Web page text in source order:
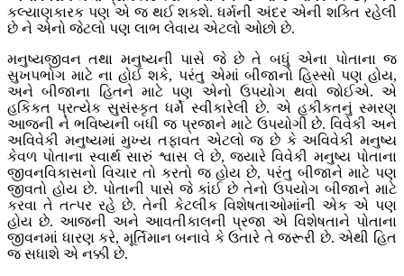
કલ્યાણકારક પણ એ જ થઈ શકશે. ધર્મની અંદર એની શક્તિ રહેલી
છે ને એનો જેટલો પણ લાભ લેવાય એટલો ઓછો છે.
મનુષ્યજીવન તથા મનુષ્યની પાસે જે છે તે બધું એના પોતાના જ
સુખપભોગ માટે ના હોઈ શકે, પરંતુ એમાં બીજાનો હિસ્સો પણ હોય,
અને બીજાના હિતને માટે પણ એનો ઉપયોગ થવો જોઈએ. એ
હકિકત પ્રત્યેક સુસંસ્કૃત ધર્મે સ્વીકારેલી છે. એ હકીકતનું સ્મરણ
આજની ને ભવિષ્યની બધી જ પ્રજાને માટે ઉપયોગી છે. વિવેકી અને
અવિવેકી મનુષ્યમાં મુખ્ય તફાવત એટલો જ છે કે અવિવેકી મનુષ્ય
કેવળ પોતાના સ્વાર્થ સારું શ્વાસ લે છે, જ્યારે વિવેકી મનુષ્ય પોતાના
જીવનવિકાસનો વિચાર તો કરતો જ હોય છે, પરંતુ બીજાને માટે પણ
જીવતો હોય છે. પોતાની પાસે જે કાંઈ છે તેનો ઉપયોગ બીજાને માટે
કરવા તે તત્પર રહે છે. તેની કેટલીક વિશેષતાઓમાંની એક એ પણ
હોય છે. આજની અને આવતીકાલની પ્રજા એ વિશેષતાને પોતાના
જીવનમાં ધારણ કરે, મૂર્તિમાન બનાવે કે ઉતારે તે જરૂરી છે. એથી હિત
જ સધાશે એ નક્કી છે.